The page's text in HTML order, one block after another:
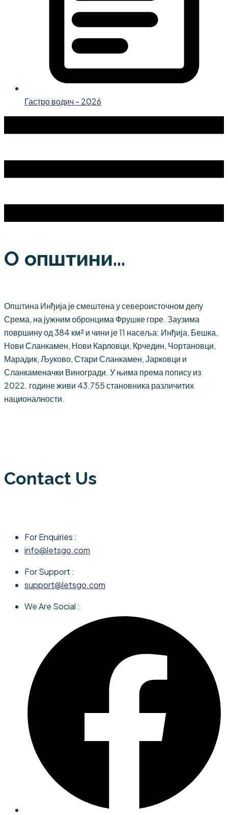
Гастро водич - 2026
О општини...
Општина Инђија је смештена у североисточном делу
Срема, на јужним обронцима Фрушке горе. Заузима
површину од 384 км² и чини је 11 насеља: Инђија, Бешка,
Нови Сланкамен, Нови Карловци, Крчедин, Чортановци,
Марадик, Љуково, Стари Сланкамен, Јарковци и
Сланкаменачки Виногради. У њима према попису из
2022. године живи 43.755 становника различитих
националности.
Contact Us
For Enquiries :
info@letsgo.com
For Support :
support@letsgo.com
We Are Social :